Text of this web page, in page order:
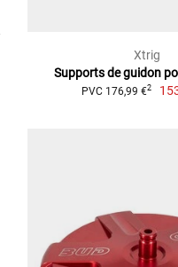
Xtrig
Supports de guidon
PVC 176,99 €2